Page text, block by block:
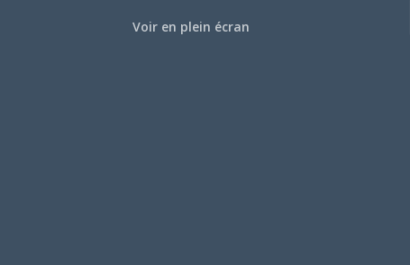
Voir en plein écran